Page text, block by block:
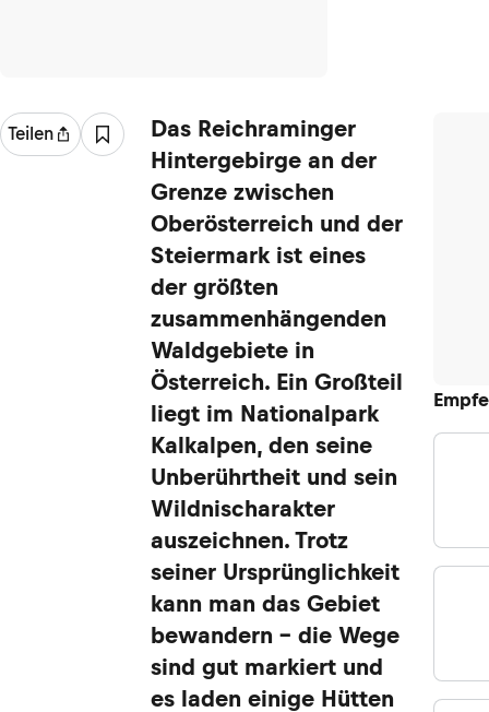
Teilen
Das Reichraminger
Hintergebirge an der
Grenze zwischen
Oberösterreich und der
Steiermark ist eines
der größten
zusammenhängenden
Waldgebiete in
Österreich. Ein Großteil
liegt im Nationalpark
Kalkalpen, den seine
Unberührtheit und sein
Wildnischarakter
auszeichnen. Trotz
seiner Ursprünglichkeit
kann man das Gebiet
bewandern - die Wege
sind gut markiert und
es laden einige Hütten